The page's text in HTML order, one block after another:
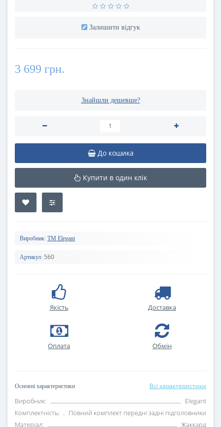
Залишити відгук
3 699 грн.
Знайшли дешевше?
До кошика
Купити в один клік
Виробник: TM Elegant
Артикул: 560
Якість Доставка
Оплата Oбмін
Основні характеристики Всі характеристики
Виробник:
Elegant
Комплектність:
Повний комплект передні задні підголовники
Матеріал:
Жаккард